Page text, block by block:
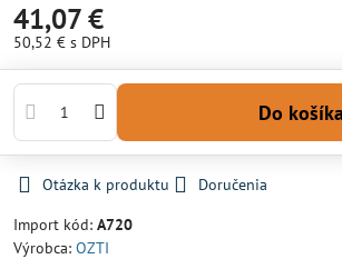
41,07 €
50,52 € s DPH
Do košíka
Otázka k produktu
Doručenia
Import kód: A720
Výrobca: OZTI